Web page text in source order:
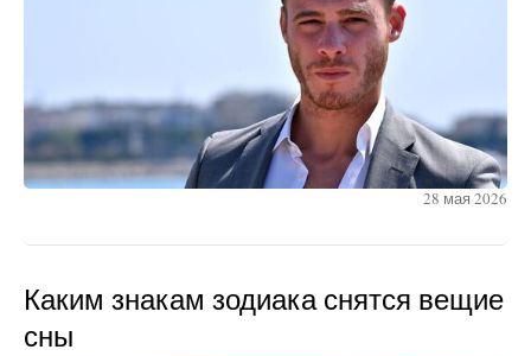
28 мая 2026
Каким знакам зодиака снятся вещие
сны